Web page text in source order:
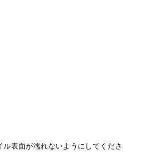
表面が濡れないようにしてくださ